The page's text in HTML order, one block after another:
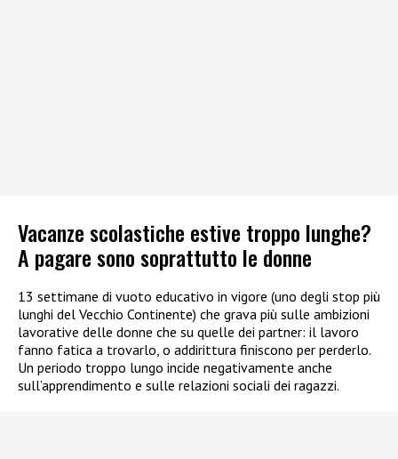
Vacanze scolastiche estive troppo lunghe?
A pagare sono soprattutto le donne
13 settimane di vuoto educativo in vigore (uno degli stop più
lunghi del Vecchio Continente) che grava più sulle ambizioni
lavorative delle donne che su quelle dei partner: il lavoro
fanno fatica a trovarlo, o addirittura finiscono per perderlo.
Un periodo troppo lungo incide negativamente anche
sull’apprendimento e sulle relazioni sociali dei ragazzi.